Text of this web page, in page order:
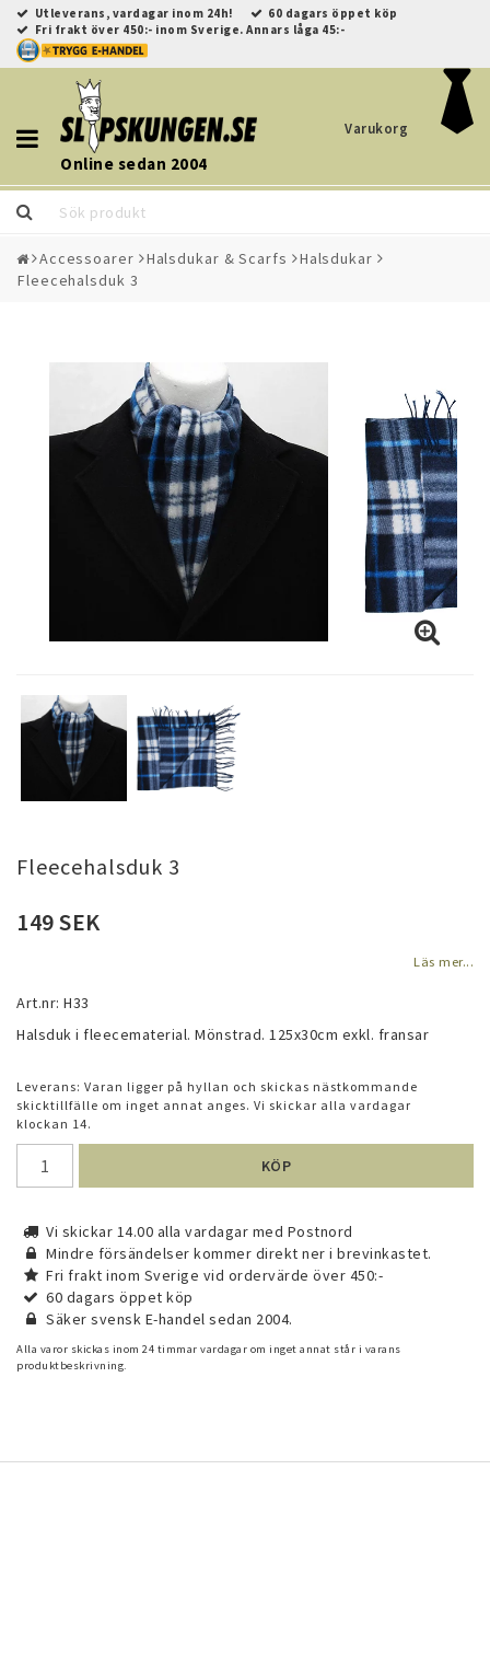
Utleverans, vardagar inom 24h!
60 dagars öppet köp
Fri frakt över 450:- inom Sverige. Annars låga 45:-
Online sedan 2004
Varukorg
Toggle
navigation
Accessoarer Halsdukar & Scarfs
Halsdukar
Fleecehalsduk 3
Fleecehalsduk 3
149 SEK
Läs mer...
Art.nr: H33
Halsduk i fleecematerial. Mönstrad. 125x30cm exkl. fransar
Leverans: Varan ligger på hyllan och skickas nästkommande
skicktillfälle om inget annat anges. Vi skickar alla vardagar
klockan 14.
KÖP
Vi skickar 14.00 alla vardagar med Postnord
Mindre försändelser kommer direkt ner i brevinkastet.
Fri frakt inom Sverige vid ordervärde över 450:-
60 dagars öppet köp
Säker svensk E-handel sedan 2004.
Alla varor skickas inom 24 timmar vardagar om inget annat står i varans
produktbeskrivning.